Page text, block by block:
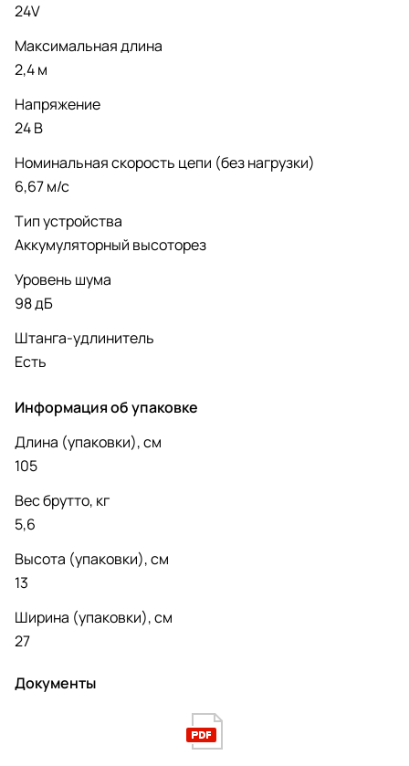
24V
Максимальная длина
2,4 м
Напряжение
24 В
Номинальная скорость цепи (без нагрузки)
6,67 м/с
Тип устройства
Аккумуляторный высоторез
Уровень шума
98 дБ
Штанга-удлинитель
Есть
Информация об упаковке
Длина (упаковки), см
105
Вес брутто, кг
5,6
Высота (упаковки), см
13
Ширина (упаковки), см
27
Документы